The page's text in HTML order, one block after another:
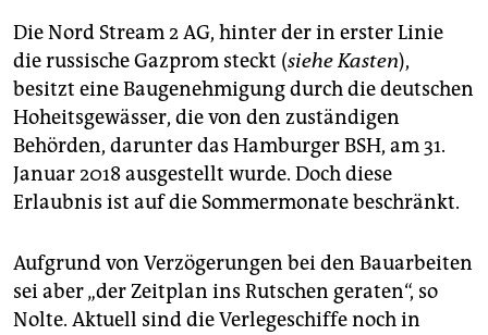
Die Nord Stream 2 AG, hinter der in erster Linie
die russische Gazprom steckt (siehe Kasten),
besitzt eine Baugenehmigung durch die deutschen
Hoheitsgewässer, die von den zuständigen
Behörden, darunter das Hamburger BSH, am 31.
Januar 2018 ausgestellt wurde. Doch diese
Erlaubnis ist auf die Sommermonate beschränkt.
Aufgrund von Verzögerungen bei den Bauarbeiten
sei aber „der Zeitplan ins Rutschen geraten“, so
Nolte. Aktuell sind die Verlegeschiffe noch in